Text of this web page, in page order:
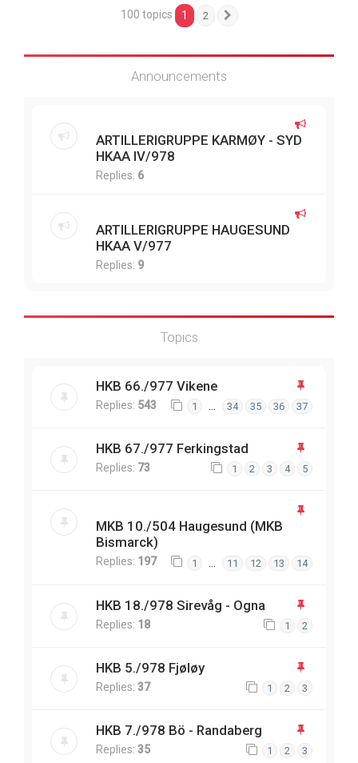
100 topics 1 2
Announcements
ARTILLERIGRUPPE KARMØY - SYD
HKAA IV/978
Replies: 6
ARTILLERIGRUPPE HAUGESUND
HKAA V/977
Replies: 9
Topics
HKB 66./977 Vikene
Replies: 543 1 … 34 35 36 37
HKB 67./977 Ferkingstad
Replies: 73 1 2 3 4 5
MKB 10./504 Haugesund (MKB
Bismarck)
Replies: 197 1 11 12 13 14
HKB 18./978 Sirevåg - Ogna
Replies: 18 1 2
HKB 5./978 Fjøløy
Replies: 37 1 2 3
HKB 7./978 Bö - Randaberg
Replies: 35 1 2 3